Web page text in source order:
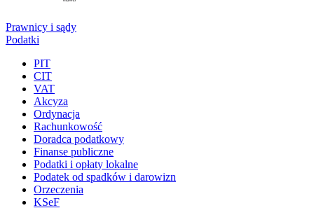
Prawnicy i sądy
Podatki
PIT
CIT
VAT
Akcyza
Ordynacja
Rachunkowość
Doradca podatkowy
Finanse publiczne
Podatki i opłaty lokalne
Podatek od spadków i darowizn
Orzeczenia
KSeF